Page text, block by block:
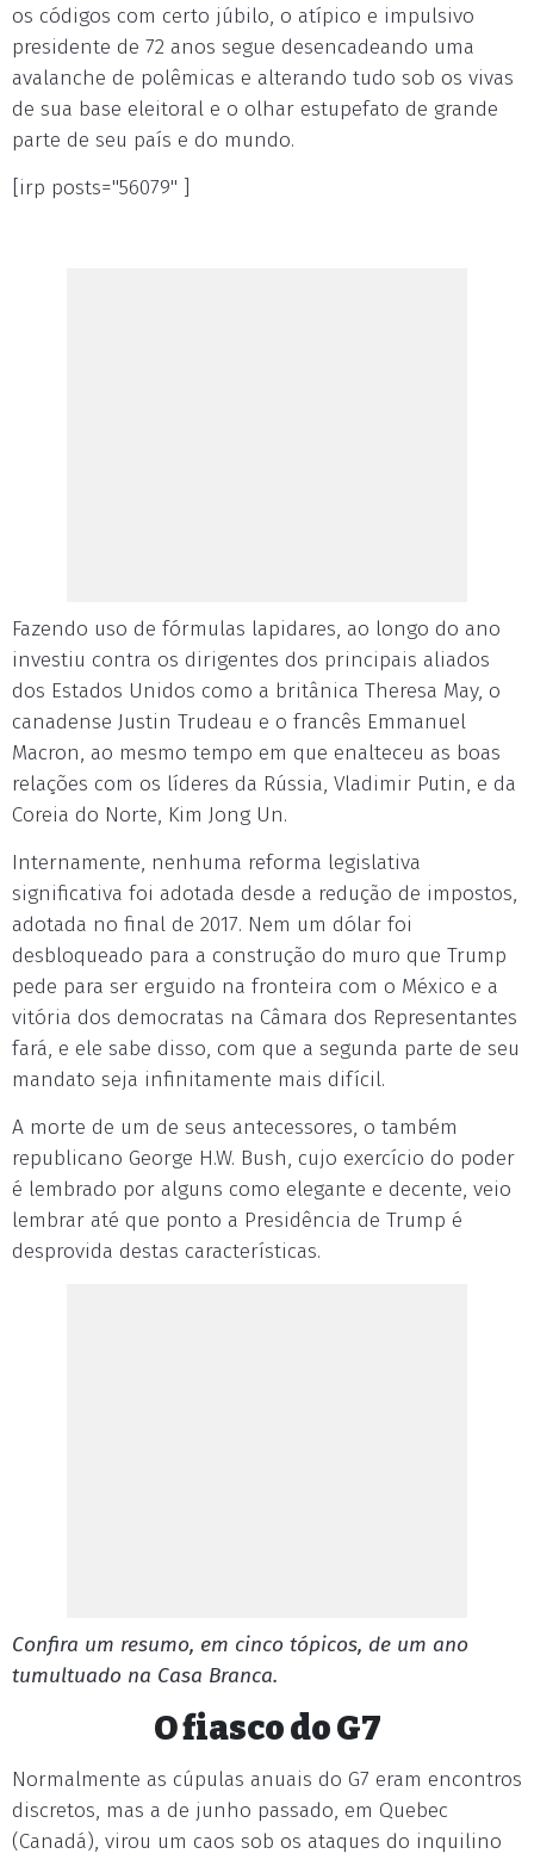
os códigos com certo júbilo, o atípico e impulsivo
presidente de 72 anos segue desencadeando uma
avalanche de polêmicas e alterando tudo sob os vivas
de sua base eleitoral e o olhar estupefato de grande
parte de seu país e do mundo.
[irp posts="56079" ]
Fazendo uso de fórmulas lapidares, ao longo do ano
investiu contra os dirigentes dos principais aliados
dos Estados Unidos como a britânica Theresa May, o
canadense Justin Trudeau e o francês Emmanuel
Macron, ao mesmo tempo em que enalteceu as boas
relações com os líderes da Rússia, Vladimir Putin, e da
Coreia do Norte, Kim Jong Un.
Internamente, nenhuma reforma legislativa
significativa foi adotada desde a redução de impostos,
adotada no final de 2017. Nem um dólar foi
desbloqueado para a construção do muro que Trump
pede para ser erguido na fronteira com o México e a
vitória dos democratas na Câmara dos Representantes
fará, e ele sabe disso, com que a segunda parte de seu
mandato seja infinitamente mais difícil.
A morte de um de seus antecessores, o também
republicano George H.W. Bush, cujo exercício do poder
é lembrado por alguns como elegante e decente, veio
lembrar até que ponto a Presidência de Trump é
desprovida destas características.
Confira um resumo, em cinco tópicos, de um ano
tumultuado na Casa Branca.
O fiasco do G7
Normalmente as cúpulas anuais do G7 eram encontros
discretos, mas a de junho passado, em Quebec
(Canadá), virou um caos sob os ataques do inquilino